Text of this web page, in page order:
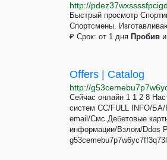
http://
Быстрый просмотр
Спортсмены.
₽ Срок: от 1 дня Пробив
Offers | Catalog
http://
Сейчас онлайн 1 1 2 8
систем СС/FULL INFO/
email/Смс Дебетовые
информации/Взлом/Ddos